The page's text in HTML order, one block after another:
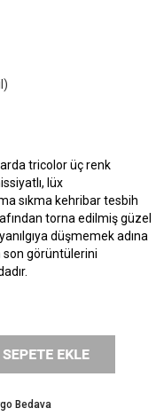
tricolor üç renk
lüx
sıkma kehribar tesbih
torna edilmiş güzel
düşmemek adına
son görüntülerini
Bedava